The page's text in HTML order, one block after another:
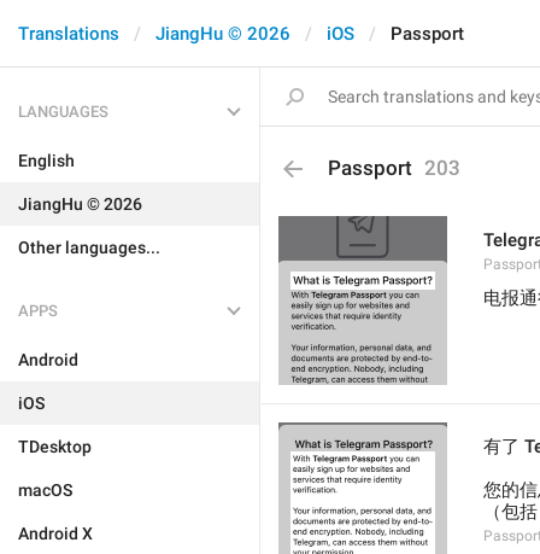
Translations JiangHu © 2026 iOS Passport
LANGUAGES
English
JiangHu © 2026
Other languages...
APPS
Android
iOS
TDesktop
macOS
Android X
Passport 203
电报
有了
您的
（包